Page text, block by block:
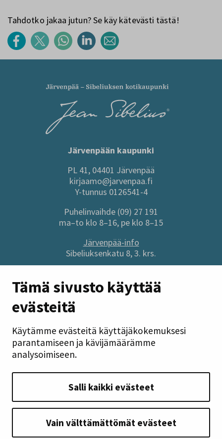
Tämä sivusto käyttää
evästeitä
Käytämme evästeitä käyttäjäkokemuksesi
parantamiseen ja kävijämäärämme
analysoimiseen.
Salli kaikki evästeet
Vain välttämättömät evästeet
Tahdotko jakaa jutun? Se käy kätevästi tästä!
Järvenpään kaupunki
PL 41, 04401 Järvenpää
kirjaamo@jarvenpaa.fi
Y-tunnus 0126541-4
Puhelinvaihde (09) 27 191
ma–to klo 8–16, pe klo 8–15
Järvenpää-info
Sibeliuksenkatu 8, 3. krs.
Sivuston pikalinkit
Anna palautetta
Tilaa uutiskirje
Tietosuoja
Takaisin ylös
Seuraa meitä